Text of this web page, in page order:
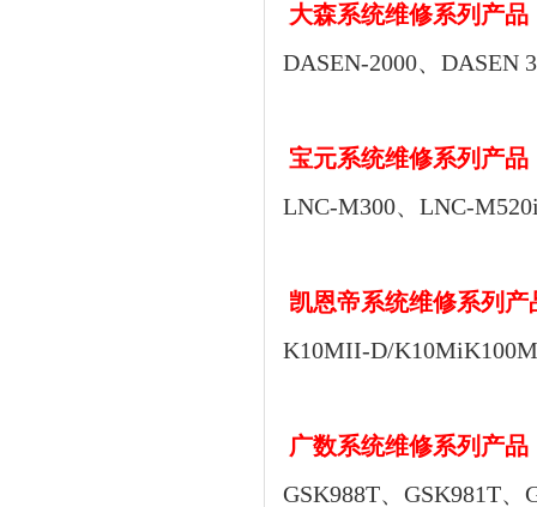
大森系统维修系列产品
DASEN-2000、DASEN
宝元系统维修系列产品
LNC-M300、LNC-
凯恩帝系统维修系列产
K10MII-D/
广数系统维修系列产品
GSK988T、GSK981T